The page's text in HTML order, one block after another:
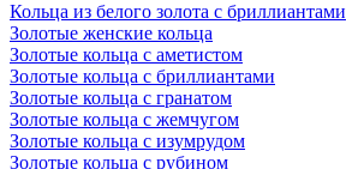
Кольца из белого золота с бриллиантами
Золотые женские кольца
Золотые кольца с аметистом
Золотые кольца с бриллиантами
Золотые кольца с гранатом
Золотые кольца с жемчугом
Золотые кольца с изумрудом
Золотые кольца с рубином